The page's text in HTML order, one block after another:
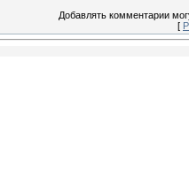
Добавлять комментарии
[